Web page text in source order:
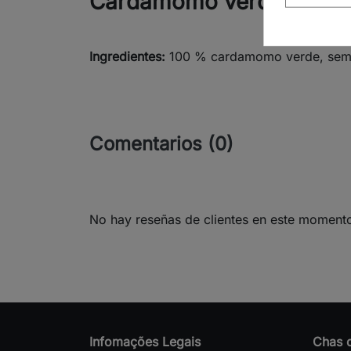
Ingredientes: 100 % cardamomo verde,
Comentarios (0)
No hay reseñas de clientes en este
Infomações Legais Chas